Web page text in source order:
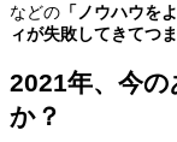
などの 「ノウハウを
ィが失敗してきてつ
2021年、今
か？